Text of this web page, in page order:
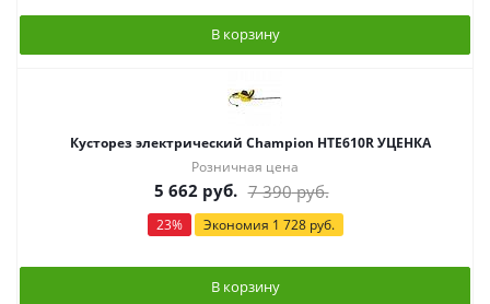
В корзину
Кусторез электрический Champion HTE610R УЦЕНКА
Розничная цена
5 662 руб. 7 390руб.
23% Экономия 1 728руб.
В корзину